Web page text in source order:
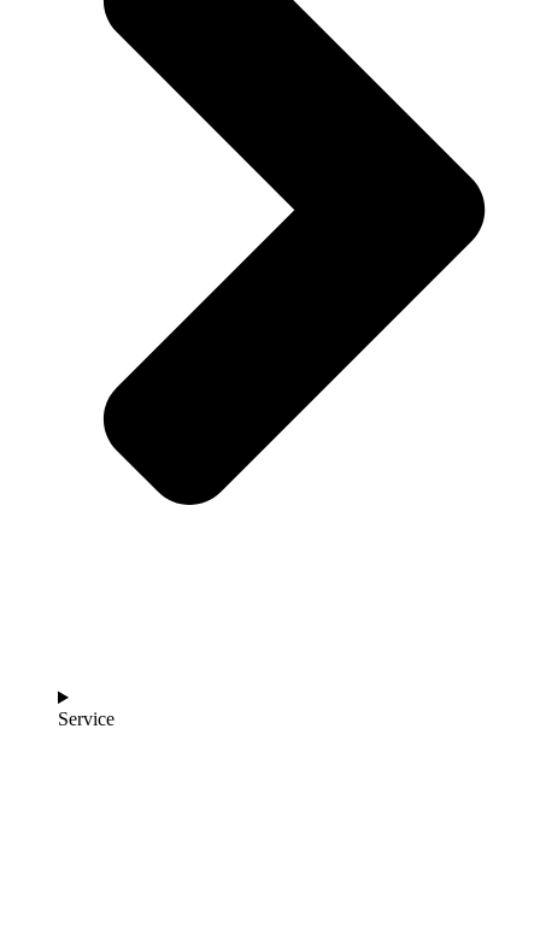
Service